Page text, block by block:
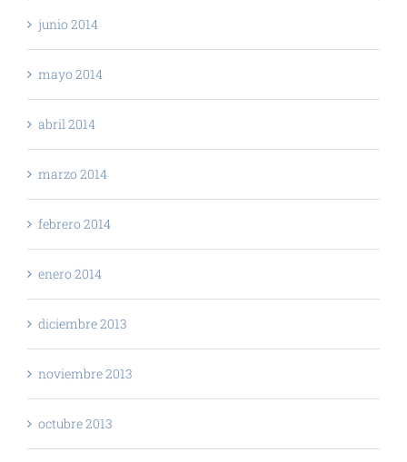
junio 2014
mayo 2014
abril 2014
marzo 2014
febrero 2014
enero 2014
diciembre 2013
noviembre 2013
octubre 2013